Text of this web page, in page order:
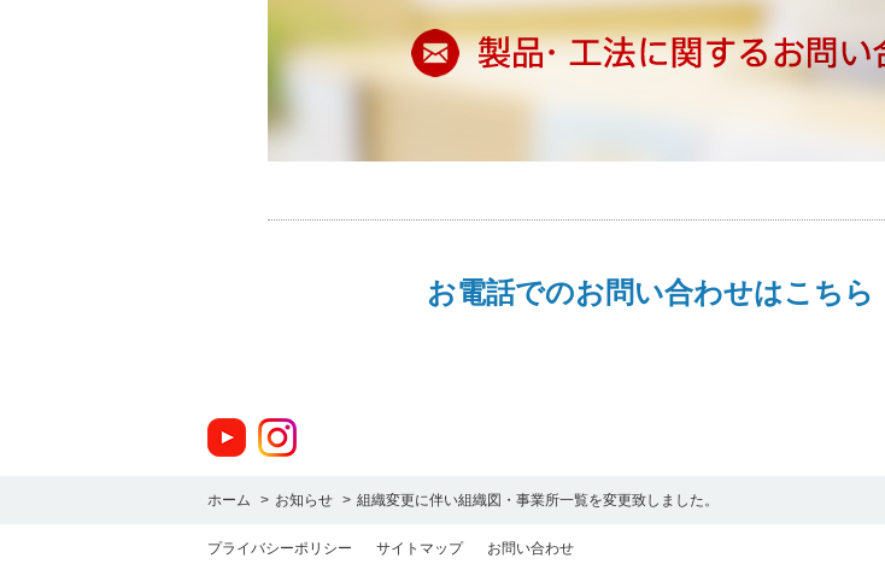
お電話でのお問い合わせはこちら
ホーム > お知らせ > 組織変更に伴い組織図・事業所一覧を変更致しました。
プライバシーポリシー サイトマップ お問い合わせ